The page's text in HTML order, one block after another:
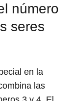
número
seres
en la
las